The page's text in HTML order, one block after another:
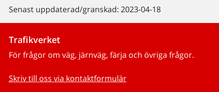
Senast uppdaterad/granskad: 2023-04-18
Trafikverket
För frågor om väg, järnväg, färja och övriga frågor.
Skriv till oss via kontaktformulär